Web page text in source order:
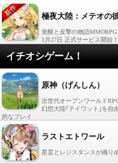
極夜大陸：メテオの
覚醒と反撃の物語MMORPG
1月27日 正式サービス開始！
イチオシゲーム！
原神（げんしん）
次世代オープンワールド
幻想大陸｢テイワット｣を自
的なプレイ
ラストエトワール
星霊とレジスタンスが織り